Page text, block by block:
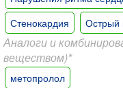
Стенокардия
Острый
Аналоги и
веществом)*
метопролол